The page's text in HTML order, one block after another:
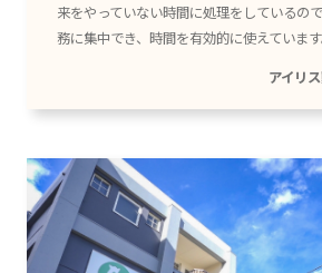
来をやっていない時間に処理をしているの
務に集中でき、時間を有効的に使えています
アイリ